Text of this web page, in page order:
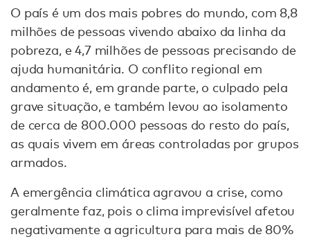
O país é um dos mais pobres do mundo, com 8,8
milhões de pessoas vivendo abaixo da linha da
pobreza, e 4,7 milhões de pessoas precisando de
ajuda humanitária. O conflito regional em
andamento é, em grande parte, o culpado pela
grave situação, e também levou ao isolamento
de cerca de 800.000 pessoas do resto do país,
as quais vivem em áreas controladas por grupos
armados.
A emergência climática agravou a crise, como
geralmente faz, pois o clima imprevisível afetou
negativamente a agricultura para mais de 80%